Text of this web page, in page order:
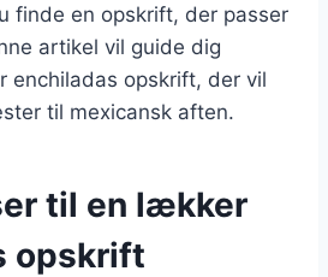
finde en opskrift, der passer
artikel vil guide dig
enchiladas opskrift, der vil
til mexicansk aften.
til en lækker
opskrift